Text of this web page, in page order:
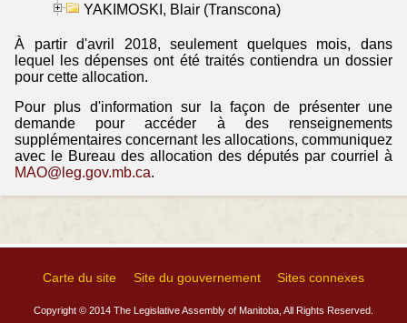
YAKIMOSKI, Blair (Transcona)
À partir d'avril 2018, seulement quelques mois, dans
lequel les dépenses ont été traités contiendra un dossier
pour cette allocation.
Pour plus d'information sur la façon de présenter une
demande pour accéder à des renseignements
supplémentaires concernant les allocations, communiquez
avec le Bureau des allocation des députés par courriel à
MAO@leg.gov.mb.ca.
Carte du site Site du gouvernement Sites connexes
Copyright © 2014 The Legislative Assembly of Manitoba, All Rights Reserved.